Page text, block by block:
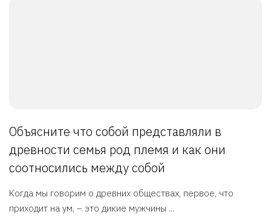
Объясните что собой представляли в
древности семья род племя и как они
соотносились между собой
Когда мы говорим о древних обществах, первое, что
приходит на ум, – это дикие мужчины ...